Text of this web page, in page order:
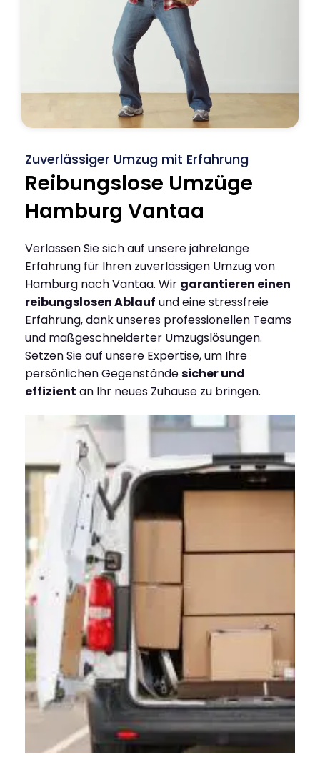
Zuverlässiger Umzug mit Erfahrung
Reibungslose Umzüge
Hamburg Vantaa
Verlassen Sie sich auf unsere jahrelange
Erfahrung für Ihren zuverlässigen Umzug von
Hamburg nach Vantaa. Wir garantieren einen
reibungslosen Ablauf und eine stressfreie
Erfahrung, dank unseres professionellen Teams
und maßgeschneiderter Umzugslösungen.
Setzen Sie auf unsere Expertise, um Ihre
persönlichen Gegenständesicher und
effizient an Ihr neues Zuhause zu bringen.